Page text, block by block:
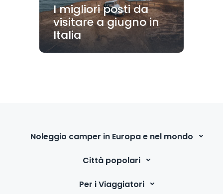
I migliori posti da
visitare a giugno in
Italia
Noleggio camper in Europa e nel mondo
Città popolari
Per i Viaggiatori